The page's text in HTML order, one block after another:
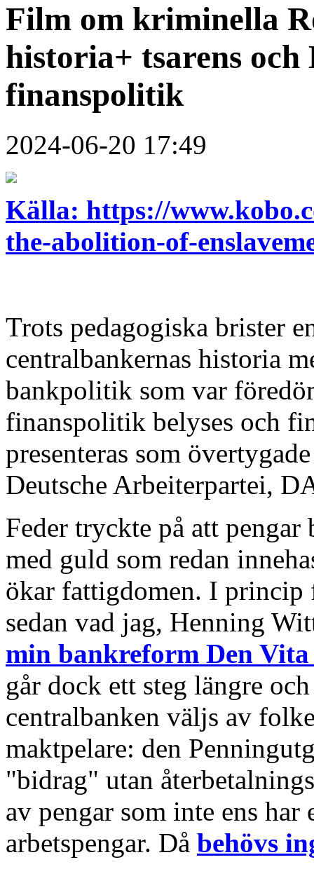
Film om kriminella
historia+ tsarens
finanspolitik
2024-06-20 17:49
Källa: https://
the-abolition-of-
Trots pedagogiska brister
centralbankernas historia
bankpolitik som var
finanspolitik belyses och
presenteras som
Deutsche Arbeiterpartei,
Feder tryckte på att pengar
med guld som redan
ökar fattigdomen. I princip
sedan vad jag, Henning
min bankreform Den
går dock ett steg längre
centralbanken väljs av
maktpelare: den
"bidrag" utan
av pengar som inte ens
arbetspengar. Då behövs